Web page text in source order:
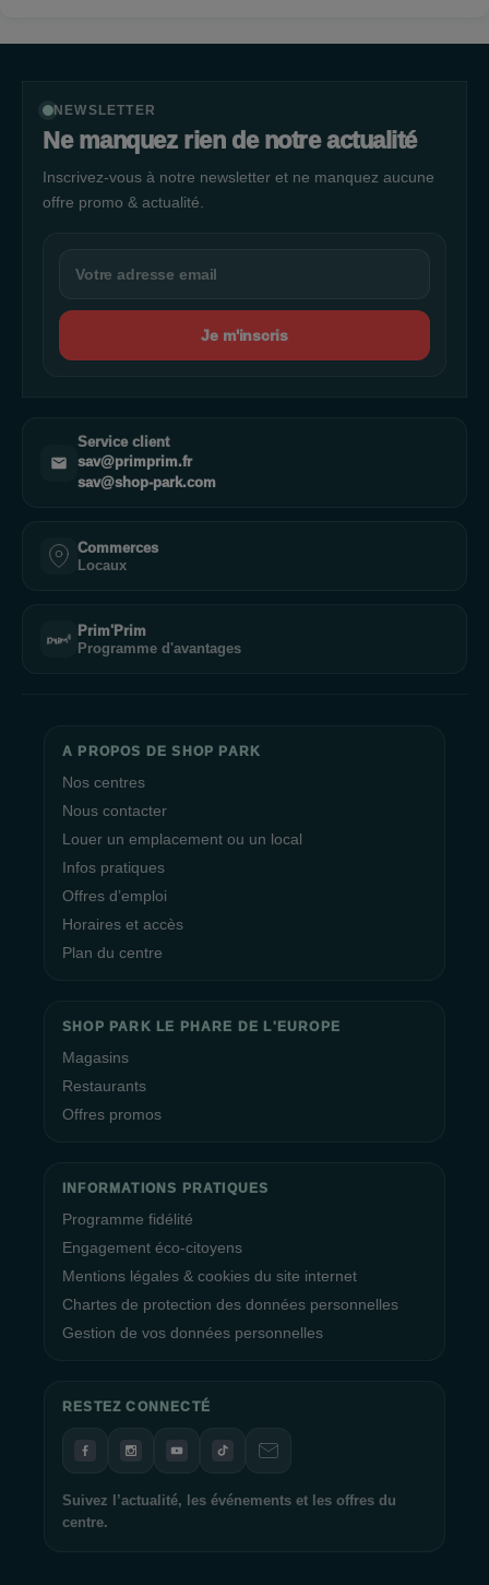
NEWSLETTER
Ne manquez rien de notre actualité
Inscrivez-vous à notre newsletter et ne manquez aucune
offre promo & actualité.
Je m'inscris
Service client
sav@primprim.fr
sav@shop-park.com
Commerces
Locaux
Prim'Prim
Programme d'avantages
A PROPOS DE SHOP PARK
Nos centres
Nous contacter
Louer un emplacement ou un local
Infos pratiques
Offres d’emploi
Horaires et accès
Plan du centre
SHOP PARK LE PHARE DE L'EUROPE
Magasins
Restaurants
Offres promos
INFORMATIONS PRATIQUES
Programme fidélité
Engagement éco-citoyens
Mentions légales & cookies du site internet
Chartes de protection des données personnelles
Gestion de vos données personnelles
RESTEZ CONNECTÉ
Suivez l’actualité, les événements et les offres du
centre.